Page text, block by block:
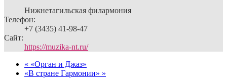
Нижнетагильская филармония
Телефон:
+7 (3435) 41-98-47
Сайт:
https://muzika-nt.ru/
« «Орган и Джаз»
«В стране Гармонии» »